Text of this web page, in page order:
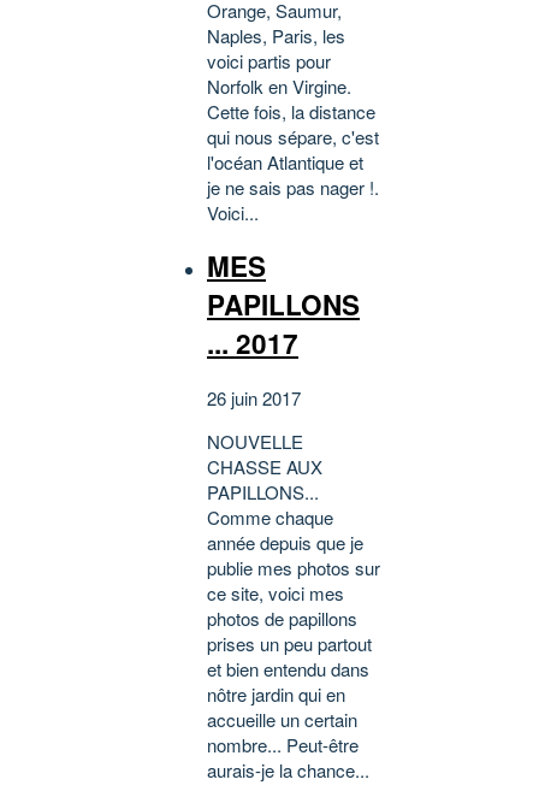
Orange, Saumur,
Naples, Paris, les
voici partis pour
Norfolk en Virgine.
Cette fois, la distance
qui nous sépare, c'est
l'océan Atlantique et
je ne sais pas nager !.
Voici...
MES
PAPILLONS
... 2017
26 juin 2017
NOUVELLE
CHASSE AUX
PAPILLONS...
Comme chaque
année depuis que je
publie mes photos sur
ce site, voici mes
photos de papillons
prises un peu partout
et bien entendu dans
nôtre jardin qui en
accueille un certain
nombre... Peut-être
aurais-je la chance...